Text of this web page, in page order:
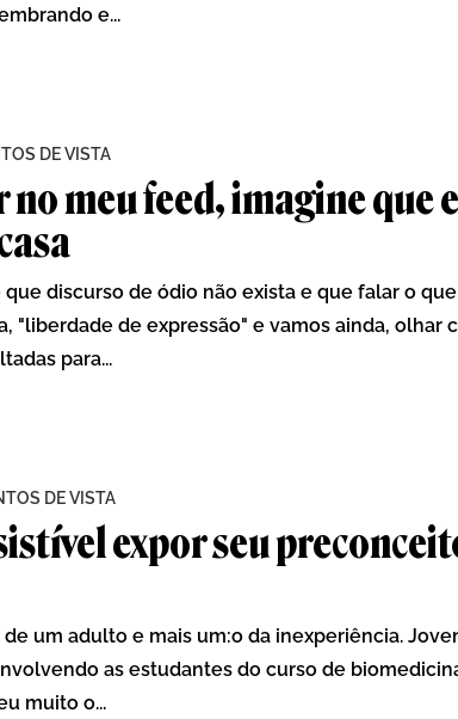
e...
meu feed, imagine que
DE VISTA
discurso de ódio não exista e que falar o
"liberdade de expressão" e vamos ainda, olhar
para...
expor seu
DE VISTA
um adulto e mais um:o da inexperiência.
as estudantes do curso de
muito o...